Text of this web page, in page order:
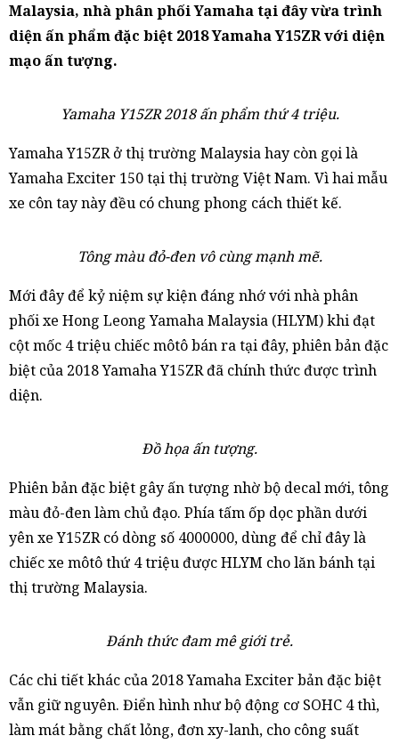
Malaysia, nhà phân phối Yamaha tại đây vừa trình
diện ấn phẩm đặc biệt 2018 Yamaha Y15ZR với diện
mạo ấn tượng.
Yamaha Y15ZR 2018 ấn phẩm thứ 4 triệu.
Yamaha Y15ZR ở thị trường Malaysia hay còn gọi là
Yamaha Exciter 150 tại thị trường Việt Nam. Vì hai mẫu
xe côn tay này đều có chung phong cách thiết kế.
Tông màu đỏ-đen vô cùng mạnh mẽ.
Mới đây để kỷ niệm sự kiện đáng nhớ với nhà phân
phối xe Hong Leong Yamaha Malaysia (HLYM) khi đạt
cột mốc 4 triệu chiếc môtô bán ra tại đây, phiên bản đặc
biệt của 2018 Yamaha Y15ZR đã chính thức được trình
diện.
Đồ họa ấn tượng.
Phiên bản đặc biệt gây ấn tượng nhờ bộ decal mới, tông
màu đỏ-đen làm chủ đạo. Phía tấm ốp dọc phần dưới
yên xe Y15ZR có dòng số 4000000, dùng để chỉ đây là
chiếc xe môtô thứ 4 triệu được HLYM cho lăn bánh tại
thị trường Malaysia.
Đánh thức đam mê giới trẻ.
Các chi tiết khác của 2018 Yamaha Exciter bản đặc biệt
vẫn giữ nguyên. Điển hình như bộ động cơ SOHC 4 thì,
làm mát bằng chất lỏng, đơn xy-lanh, cho công suất